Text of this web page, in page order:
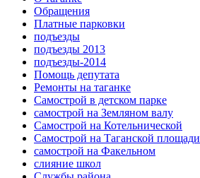
Обращения
Платные парковки
подъезды
подъезды 2013
подъезды-2014
Помощь депутата
Ремонты на таганке
Самострой в детском парке
самострой на Земляном валу
Самострой на Котельнической
Самострой на Таганской площади
самострой на Факельном
слияние школ